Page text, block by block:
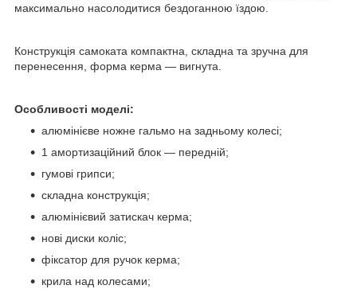
максимально насолодитися бездоганною їздою.
Конструкція самоката компактна, складна та зручна для
перенесення, форма керма — вигнута.
Особливості моделі:
алюмінієве ножне гальмо на задньому колесі;
1 амортизаційний блок — передній;
гумові грипси;
складна конструкція;
алюмінієвий затискач керма;
нові диски коліс;
фіксатор для ручок керма;
крила над колесами;